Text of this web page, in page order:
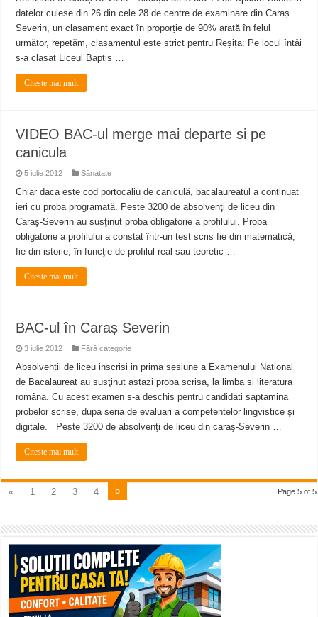
datelor culese din 26 din cele 28 de centre de examinare din Caraș
Severin, un clasament exact în proporție de 90% arată în felul
următor, repetăm, clasamentul este strict pentru Reșița: Pe locul întâi
s-a clasat Liceul Baptis …
Citeste mai mult
VIDEO BAC-ul merge mai departe si pe
canicula
5 iulie 2012 Sănatate
Chiar daca este cod portocaliu de caniculă, bacalaureatul a continuat
ieri cu proba programată. Peste 3200 de absolvenţi de liceu din
Caraş-Severin au susţinut proba obligatorie a profilului. Proba
obligatorie a profilului a constat într-un test scris fie din matematică,
fie din istorie, în funcţie de profilul real sau teoretic …
Citeste mai mult
BAC-ul în Caraș Severin
3 iulie 2012 Fără categorie
Absolventii de liceu inscrisi in prima sesiune a Examenului National
de Bacalaureat au susţinut astazi proba scrisa, la limba si literatura
româna. Cu acest examen s-a deschis pentru candidati saptamina
probelor scrise, dupa seria de evaluari a competentelor lingvistice şi
digitale. Peste 3200 de absolvenţi de liceu din caraş-Severin …
Citeste mai mult
Page 5 of 5
« 1 2 3 4 5